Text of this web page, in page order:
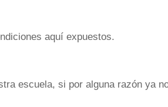
aquí expuestos.
escuela, si por alguna razón ya